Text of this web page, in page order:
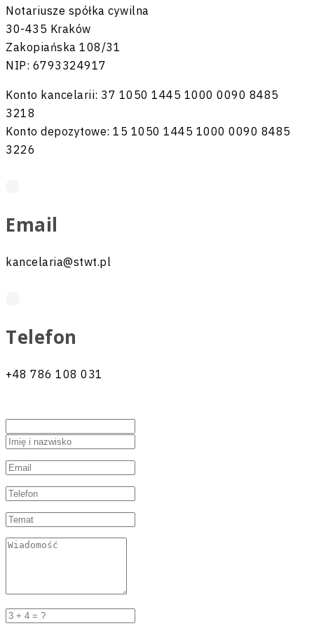
Notariusze spółka cywilna
30-435 Kraków
Zakopiańska 108/31
NIP: 6793324917
Konto kancelarii: 37 1050 1445 1000 0090 8485
3218
Konto depozytowe: 15 1050 1445 1000 0090 8485
3226
Email
kancelaria@stwt.pl
Telefon
+48 786 108 031